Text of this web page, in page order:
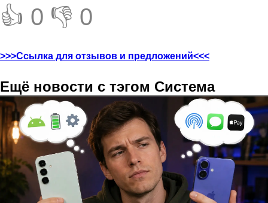
👍 0 👎 0
>>>Ссылка для отзывов и предложений<<<
Ещё новости с тэгом Система